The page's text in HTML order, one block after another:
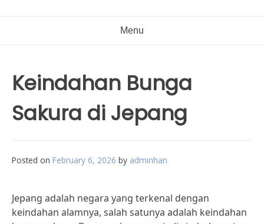
Menu
Keindahan Bunga
Sakura di Jepang
Posted on February 6, 2026 by adminhan
Jepang adalah negara yang terkenal dengan
keindahan alamnya, salah satunya adalah keindahan